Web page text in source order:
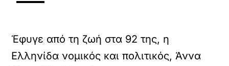
Έφυγε από τη ζωή στα 92 της, η
Ελληνίδα νομικός και πολιτικός, Άννα